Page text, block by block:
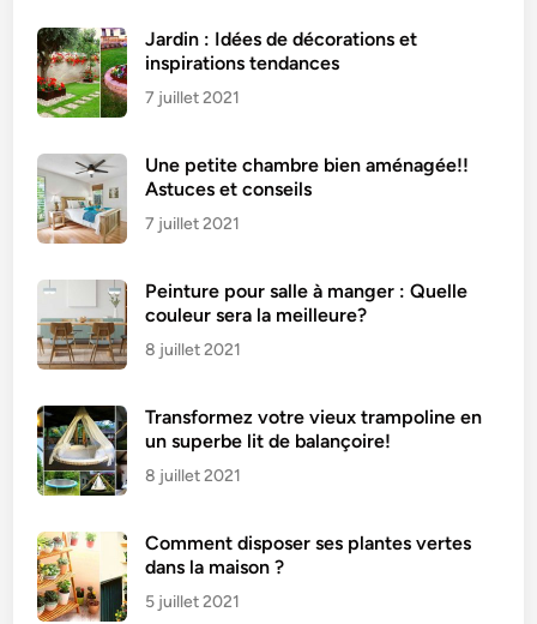
Jardin : Idées de décorations et
inspirations tendances
7 juillet 2021
Une petite chambre bien aménagée!!
Astuces et conseils
7 juillet 2021
Peinture pour salle à manger : Quelle
couleur sera la meilleure?
8 juillet 2021
Transformez votre vieux trampoline en
un superbe lit de balançoire!
8 juillet 2021
Comment disposer ses plantes vertes
dans la maison ?
5 juillet 2021